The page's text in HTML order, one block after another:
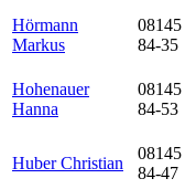
Hörmann
Markus
08145
84-35
Hohenauer
Hanna
08145
84-53
Huber Christian
08145
84-47